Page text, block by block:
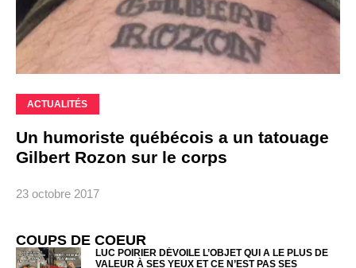
ACTUALITÉS
Un humoriste québécois a un tatouage
Gilbert Rozon sur le corps
23 octobre 2017
COUPS DE COEUR
LUC POIRIER DÉVOILE L’OBJET QUI A LE PLUS DE
VALEUR À SES YEUX ET CE N’EST PAS SES